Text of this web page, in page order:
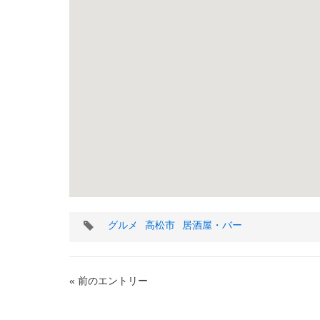
タ
グルメ 高松市 居酒屋・バー
« 前のエントリー